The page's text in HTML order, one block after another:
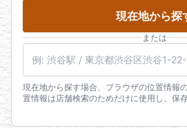
現在地から探
または
現在地から探す場合、ブラウザの位置情報
置情報は店舗検索のためだけに使用し、保存